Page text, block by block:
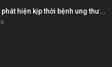
hiện kịp thời bệnh ung thư...